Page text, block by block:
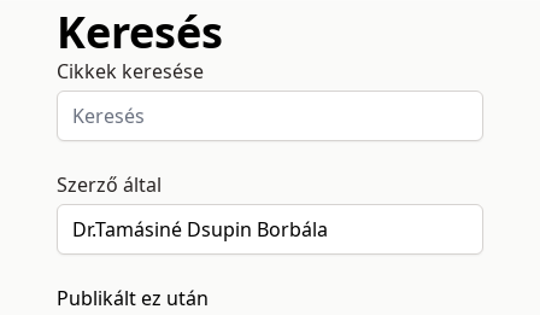
Keresés
Cikkek keresése
Szerző által
Publikált ez után